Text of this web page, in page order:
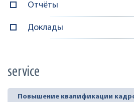
Отчёты
Доклады
service
Повышение квалификации